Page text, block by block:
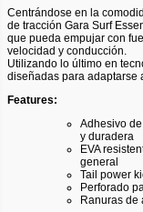
Centrándose en la
de tracción Gara Surf
que pueda empujar con
velocidad y conducción.
Utilizando lo último en
diseñadas para adaptarse
Features:
Adhesivo
y duradera
EVA
general
Tail power
Perforado
Ranuras de